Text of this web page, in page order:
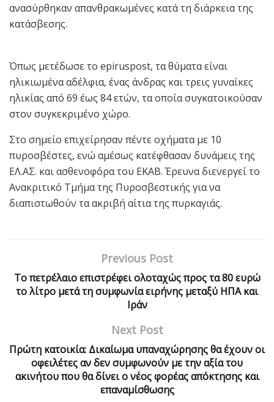
ανασύρθηκαν απανθρακωμένες κατά τη διάρκεια της
κατάσβεσης.
Όπως μετέδωσε το epiruspost, τα θύματα είναι
ηλικιωμένα αδέλφια, ένας άνδρας και τρεις γυναίκες
ηλικίας από 69 έως 84 ετών, τα οποία συγκατοικούσαν
στον συγκεκριμένο χώρο.
Στο σημείο επιχείρησαν πέντε οχήματα με 10
πυροσβέστες, ενώ αμέσως κατέφθασαν δυνάμεις της
ΕΛ.ΑΣ. και ασθενοφόρα του ΕΚΑΒ. Έρευνα διενεργεί το
Ανακριτικό Τμήμα της Πυροσβεστικής για να
διαπιστωθούν τα ακριβή αίτια της πυρκαγιάς.
Previous Post
To πετρέλαιο επιστρέφει ολοταχώς προς τα 80 ευρώ
το λίτρο μετά τη συμφωνία ειρήνης μεταξύ ΗΠΑ και
Ιράν
Next Post
Πρώτη κατοικία: Δικαίωμα υπαναχώρησης θα έχουν οι
οφειλέτες αν δεν συμφωνούν με την αξία του
ακινήτου που θα δίνει ο νέος φορέας απόκτησης και
επαναμίσθωσης